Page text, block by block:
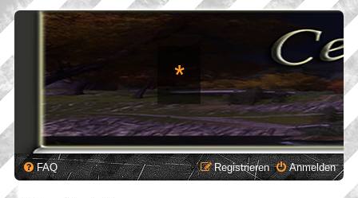
*
FAQ Anmelden
Registrieren